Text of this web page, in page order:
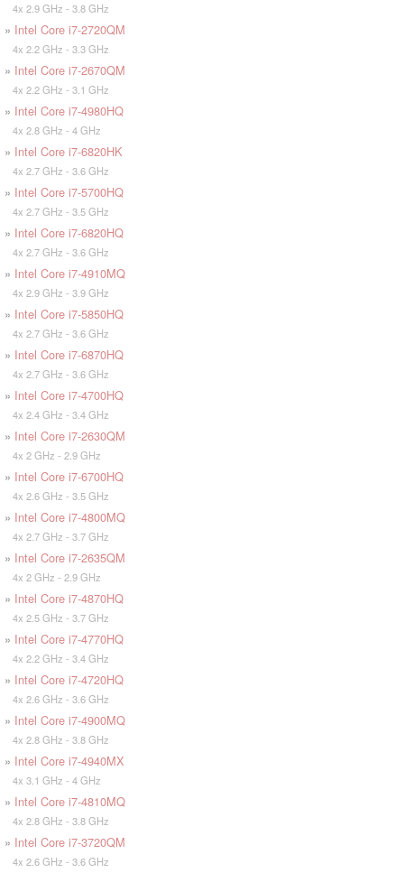
4x 2.9 GHz - 3.8 GHz
» Intel Core i7-2720QM
4x 2.2 GHz - 3.3 GHz
» Intel Core i7-2670QM
4x 2.2 GHz - 3.1 GHz
» Intel Core i7-4980HQ
4x 2.8 GHz - 4 GHz
» Intel Core i7-6820HK
4x 2.7 GHz - 3.6 GHz
» Intel Core i7-5700HQ
4x 2.7 GHz - 3.5 GHz
» Intel Core i7-6820HQ
4x 2.7 GHz - 3.6 GHz
» Intel Core i7-4910MQ
4x 2.9 GHz - 3.9 GHz
» Intel Core i7-5850HQ
4x 2.7 GHz - 3.6 GHz
» Intel Core i7-6870HQ
4x 2.7 GHz - 3.6 GHz
» Intel Core i7-4700HQ
4x 2.4 GHz - 3.4 GHz
» Intel Core i7-2630QM
4x 2 GHz - 2.9 GHz
» Intel Core i7-6700HQ
4x 2.6 GHz - 3.5 GHz
» Intel Core i7-4800MQ
4x 2.7 GHz - 3.7 GHz
» Intel Core i7-2635QM
4x 2 GHz - 2.9 GHz
» Intel Core i7-4870HQ
4x 2.5 GHz - 3.7 GHz
» Intel Core i7-4770HQ
4x 2.2 GHz - 3.4 GHz
» Intel Core i7-4720HQ
4x 2.6 GHz - 3.6 GHz
» Intel Core i7-4900MQ
4x 2.8 GHz - 3.8 GHz
» Intel Core i7-4940MX
4x 3.1 GHz - 4 GHz
» Intel Core i7-4810MQ
4x 2.8 GHz - 3.8 GHz
» Intel Core i7-3720QM
4x 2.6 GHz - 3.6 GHz